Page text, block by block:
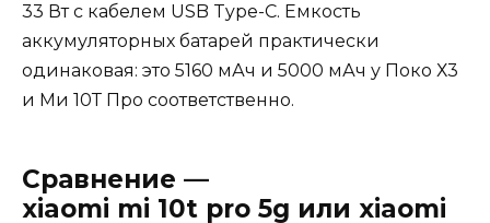
33 Вт с кабелем USB Type-C. Емкость
аккумуляторных батарей практически
одинаковая: это 5160 мАч и 5000 мАч у Поко Х3
и Ми 10Т Про соответственно.
Сравнение —
xiaomi mi 10t pro 5g или xiaomi